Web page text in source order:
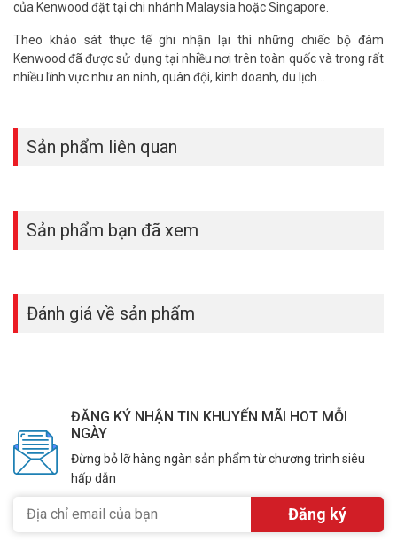
của Kenwood đặt tại chi nhánh Malaysia hoặc Singapore.
Theo khảo sát thực tế ghi nhận lại thì những chiếc bộ đàm
Kenwood đã được sử dụng tại nhiều nơi trên toàn quốc và trong rất
nhiều lĩnh vực như an ninh, quân đội, kinh doanh, du lịch…
Sản phẩm liên quan
Sản phẩm bạn đã xem
Đánh giá về sản phẩm
ĐĂNG KÝ NHẬN TIN KHUYẾN MÃI HOT MỖI
NGÀY
Đừng bỏ lỡ hàng ngàn sản phẩm từ chương trình siêu
hấp dẫn